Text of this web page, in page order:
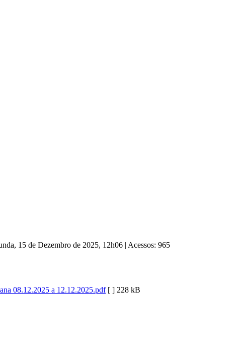
15 de Dezembro de 2025, 12h06 | Acessos: 965
08.12.2025 a 12.12.2025.pdf [ ] 228 kB